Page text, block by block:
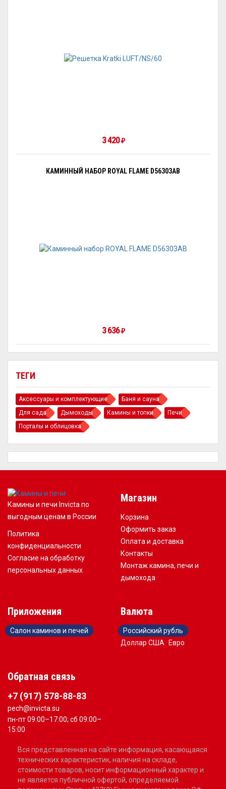
ТЕГИ
Аксессуары и комплектующие
Баня и сауна
Для сада
Дымоходы Камины и топки
Печи
Порталы и облицовка
3 420₽
КАМИННЫЙ НАБОР ROYAL FLAME D56303AB
3 636₽
Камины и печи Invicta по
выгодным ценам в России
Политика
конфиденциальности
Согласие на обработку
персональных данных
Магазин
Корзина
Оформить заказ
Оплата и доставка
Контакты
Монтаж камина, печи и
дымохода
Приложения
Салон каминов и печей
Валюта
Российский рубль
Доллар США
Евро
Обратная связь
+7 (917) 578-88-83
pech@invicta.su
пн-пт 09:00–17:00; сб 09:00–
15:00
Вся представленная на сайте информация, касающаяся
технических характеристик, наличия на складе,
стоимости товаров, носит информационный характер и
не является публичной офертой, определяемой